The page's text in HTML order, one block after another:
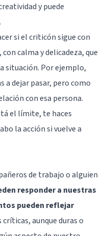
y puede
si el criticón sigue con
calma y delicadeza, que
situación. Por ejemplo,
a dejar pasar, pero como
con esa persona.
el límite, te haces
la acción si vuelve a
de trabajo o alguien
responder a nuestras
pueden reflejar
críticas, aunque duras o